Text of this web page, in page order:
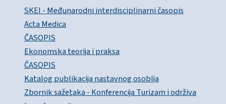
SKEI - Međunarodni interdisciplinarni časopis
Acta Medica
ČASOPIS
Ekonomska teorija i praksa
ČASOPIS
Katalog publikacija nastavnog osoblja
Zbornik sažetaka - Konferencija Turizam i održiva